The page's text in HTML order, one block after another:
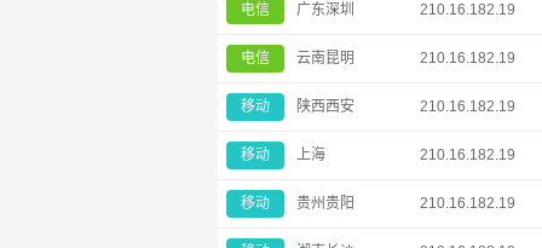
电信 广东深圳 210.16.182.19
电信 云南昆明 210.16.182.19
移动 陕西西安 210.16.182.19
移动 上海 210.16.182.19
移动 贵州贵阳 210.16.182.19